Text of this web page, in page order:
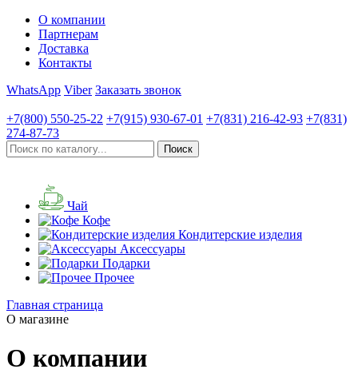
О компании
Партнерам
Доставка
Контакты
WhatsApp Viber Заказать звонок
+7(800) 550-25-22 +7(915) 930-67-01 +7(831) 216-42-93 +7(831)
274-87-73
Чай
Кофе
Кондитерские изделия
Аксессуары
Подарки
Прочее
Главная страница
О магазине
О компании